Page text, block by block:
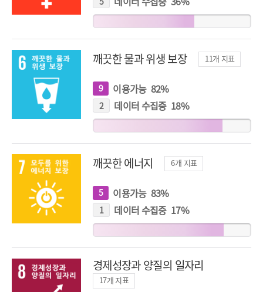
지
표
깨끗한 물과 위생 보장 11개 지표
9개
지
표
이용가능 82%
2개
지
표
데이터 수집중 18%
깨끗한 에너지 6개 지표
5개
지
이용가능 83%
1개
지
표
데이터 수집중 17%
경제성장과 양질의 일자리
17개 지표